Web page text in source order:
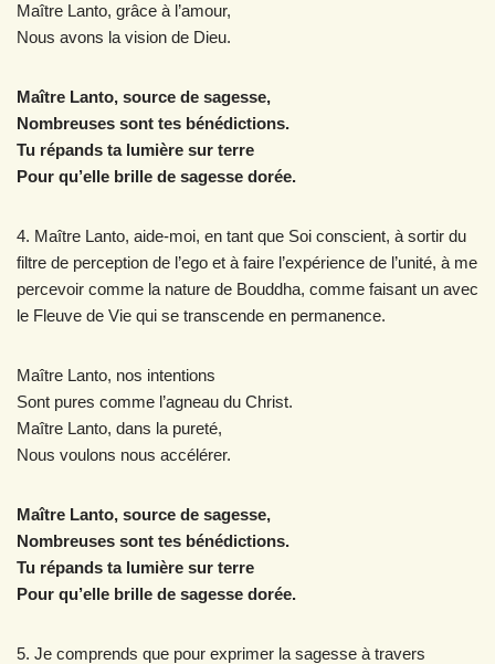
Maître Lanto, grâce à l’amour,
Nous avons la vision de Dieu.
Maître Lanto, source de sagesse,
Nombreuses sont tes bénédictions.
Tu répands ta lumière sur terre
Pour qu’elle brille de sagesse dorée.
4. Maître Lanto, aide-moi, en tant que Soi conscient, à sortir du
filtre de perception de l’ego et à faire l’expérience de l’unité, à me
percevoir comme la nature de Bouddha, comme faisant un avec
le Fleuve de Vie qui se transcende en permanence.
Maître Lanto, nos intentions
Sont pures comme l’agneau du Christ.
Maître Lanto, dans la pureté,
Nous voulons nous accélérer.
Maître Lanto, source de sagesse,
Nombreuses sont tes bénédictions.
Tu répands ta lumière sur terre
Pour qu’elle brille de sagesse dorée.
5. Je comprends que pour exprimer la sagesse à travers